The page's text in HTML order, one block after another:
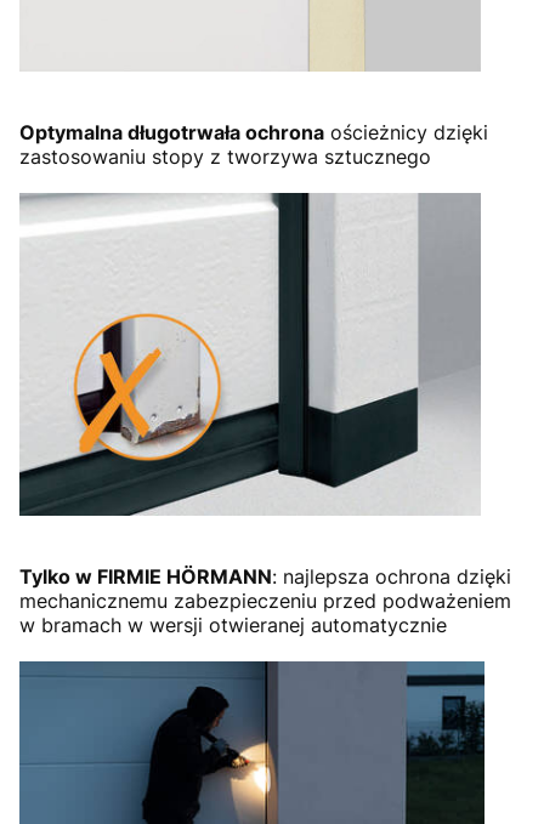
Optymalna długotrwała ochrona ościeżnicy dzięki
zastosowaniu stopy z tworzywa sztucznego
Tylko w FIRMIE HÖRMANN: najlepsza ochrona dzięki
mechanicznemu zabezpieczeniu przed podważeniem
w bramach w wersji otwieranej automatycznie